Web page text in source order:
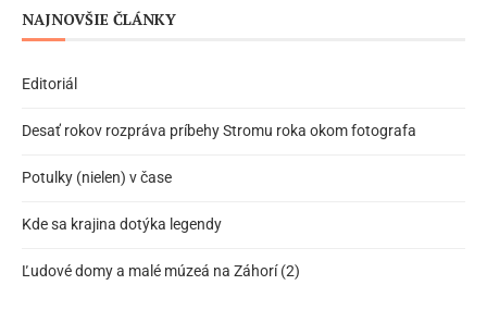
NAJNOVŠIE ČLÁNKY
Editoriál
Desať rokov rozpráva príbehy Stromu roka okom fotografa
Potulky (nielen) v čase
Kde sa krajina dotýka legendy
Ľudové domy a malé múzeá na Záhorí (2)